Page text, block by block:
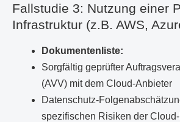
Fallstudie 3: Nutzung einer
Infrastruktur (z.B. AWS,
Dokumentenliste:
Sorgfältig geprüfter
(AVV) mit dem Cloud-Anbieter
Datenschutz-
spezifischen Risiken der